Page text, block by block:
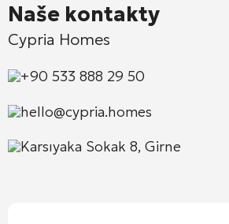
Naše kontakty
Cypria Homes
+90 533 888 29 50
hello@cypria.homes
Karsıyaka Sokak 8, Girne